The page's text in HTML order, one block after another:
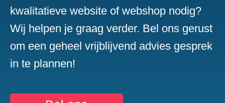
kwalitatieve website of webshop nodig?
Wij helpen je graag verder. Bel ons gerust
om een geheel vrijblijvend advies gesprek
in te plannen!